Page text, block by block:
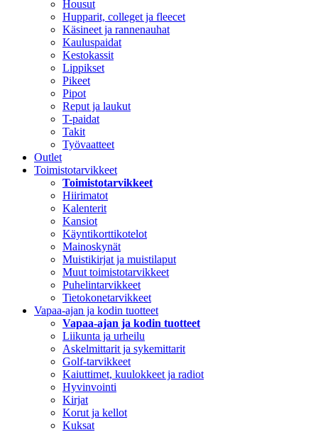
Housut
Hupparit, colleget ja fleecet
Käsineet ja rannenauhat
Kauluspaidat
Kestokassit
Lippikset
Pikeet
Pipot
Reput ja laukut
T-paidat
Takit
Työvaatteet
Outlet
Toimistotarvikkeet
Toimistotarvikkeet
Hiirimatot
Kalenterit
Kansiot
Käyntikorttikotelot
Mainoskynät
Muistikirjat ja muistilaput
Muut toimistotarvikkeet
Puhelintarvikkeet
Tietokonetarvikkeet
Vapaa-ajan ja kodin tuotteet
Vapaa-ajan ja kodin tuotteet
Liikunta ja urheilu
Askelmittarit ja sykemittarit
Golf-tarvikkeet
Kaiuttimet, kuulokkeet ja radiot
Hyvinvointi
Kirjat
Korut ja kellot
Kuksat